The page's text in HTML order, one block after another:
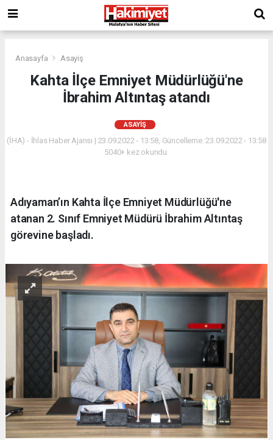
Anasayfa Asayiş
Kahta İlçe Emniyet Müdürlüğü'ne
İbrahim Altıntaş atandı
ASAYIŞ
(İHA) - İhlas Haber Ajansı | 23.09.2022 - 13:58, Güncelleme: 23.09.2022 - 13:58
5040+ kez okundu.
Adıyaman’ın Kahta İlçe Emniyet Müdürlüğü'ne
atanan 2. Sınıf Emniyet Müdürü İbrahim Altıntaş
görevine başladı.